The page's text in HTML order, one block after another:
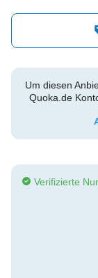
Um diesen
Quoka.de
Verifizierte